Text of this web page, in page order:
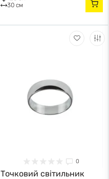
30 см
0
Точковий світильник